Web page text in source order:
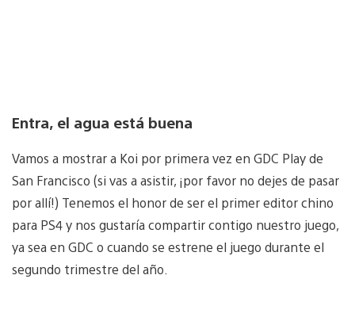
Entra, el agua está buena
Vamos a mostrar a Koi por primera vez en GDC Play de
San Francisco (si vas a asistir, ¡por favor no dejes de pasar
por allí!) Tenemos el honor de ser el primer editor chino
para PS4 y nos gustaría compartir contigo nuestro juego,
ya sea en GDC o cuando se estrene el juego durante el
segundo trimestre del año.